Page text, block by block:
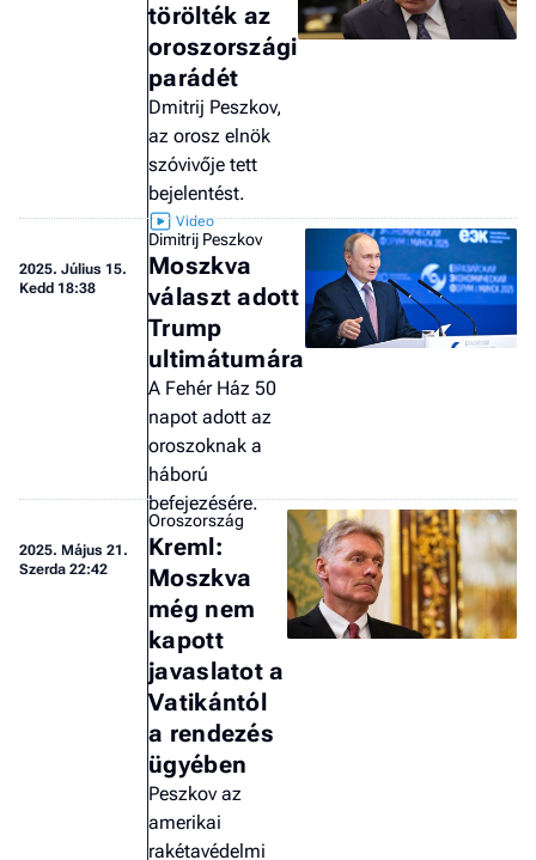
törölték az
oroszországi
parádét
Dmitrij Peszkov,
az orosz elnök
szóvivője tett
bejelentést.
2025. Július 15.
Kedd 18:38
Dimitrij Peszkov
Moszkva
választ adott
Trump
ultimátumára
A Fehér Ház 50
napot adott az
oroszoknak a
háború
befejezésére.
2025. Május 21.
Szerda 22:42
Oroszország
Kreml:
Moszkva
még nem
kapott
javaslatot a
Vatikántól
a rendezés
ügyében
Peszkov az
amerikai
rakétavédelmi